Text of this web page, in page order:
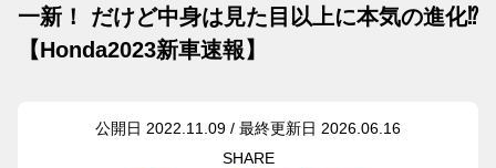
一新！ だけど中身は見た目以上に本気の進化⁉︎
【Honda2023新車速報】
公開日 2022.11.09 / 最終更新日 2026.06.16
SHARE